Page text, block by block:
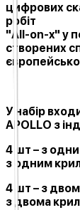
цифрових
робіт
"All-on-x" у
створених
У набір
APOLLO з
4 шт – з
з одним
4 шт – з
з двома